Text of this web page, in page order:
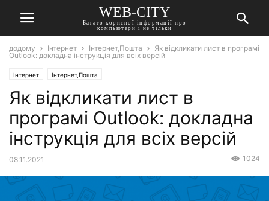
WEB-CITY
Багато корисної інформації про
компьютери і не тільки
додому Інтернет Інтернет,Пошта
Як відкликати лист в програмі
Outlook: докладна інструкція для всіх версій
Інтернет Інтернет,Пошта
Як відкликати лист в
програмі Outlook: докладна
інструкція для всіх версій
08.11.2021 1024